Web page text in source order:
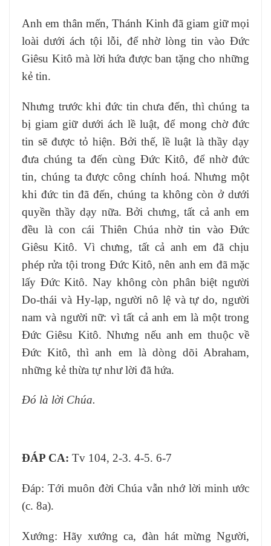
Anh em thân mến, Thánh Kinh đã giam giữ mọi
loài dưới ách tội lỗi, để nhờ lòng tin vào Ðức
Giêsu Kitô mà lời hứa được ban tặng cho những
kẻ tin.
Nhưng trước khi đức tin chưa đến, thì chúng ta
bị giam giữ dưới ách lề luật, để mong chờ đức
tin sẽ được tỏ hiện. Bởi thế, lề luật là thầy dạy
đưa chúng ta đến cùng Ðức Kitô, để nhờ đức
tin, chúng ta được công chính hoá. Nhưng một
khi đức tin đã đến, chúng ta không còn ở dưới
quyền thầy dạy nữa. Bởi chưng, tất cả anh em
đều là con cái Thiên Chúa nhờ tin vào Ðức
Giêsu Kitô. Vì chưng, tất cả anh em đã chịu
phép rửa tội trong Ðức Kitô, nên anh em đã mặc
lấy Ðức Kitô. Nay không còn phân biệt người
Do-thái và Hy-lạp, người nô lệ và tự do, người
nam và người nữ: vì tất cả anh em là một trong
Ðức Giêsu Kitô. Nhưng nếu anh em thuộc về
Ðức Kitô, thì anh em là dòng dõi Abraham,
những kẻ thừa tự như lời đã hứa.
Ðó là lời Chúa.
ĐÁP CA: Tv 104, 2-3. 4-5. 6-7
Ðáp: Tới muôn đời Chúa vẫn nhớ lời minh ước
(c. 8a).
Xướng: Hãy xướng ca, đàn hát mừng Người,